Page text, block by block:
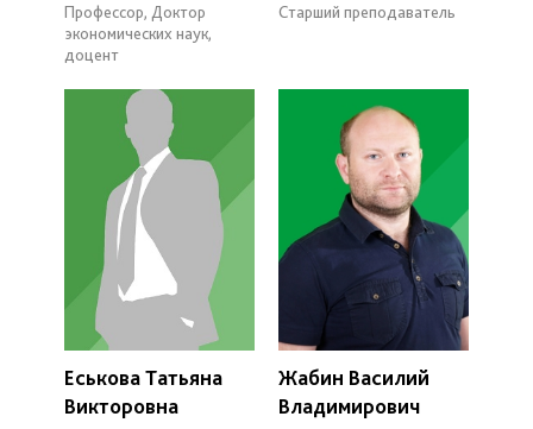
Профессор, Доктор
экономических наук,
доцент
Старший преподаватель
Еськова Татьяна
Викторовна
Жабин Василий
Владимирович